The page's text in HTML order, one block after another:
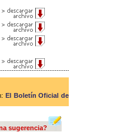
El Boletín Oficial de
sugerencia?